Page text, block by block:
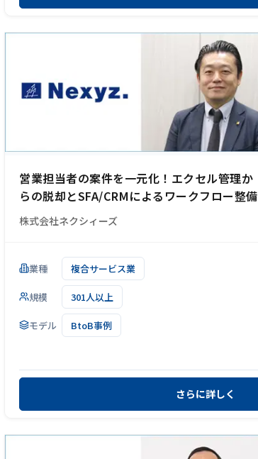
営業担当者の案件を一元化！エクセル管理か
らの脱却とSFA/CRMによるワークフロー整備
株式会社ネクシィーズ
業種 複合サービス業
規模 301人以上
モデル BtoB事例
さらに詳しく